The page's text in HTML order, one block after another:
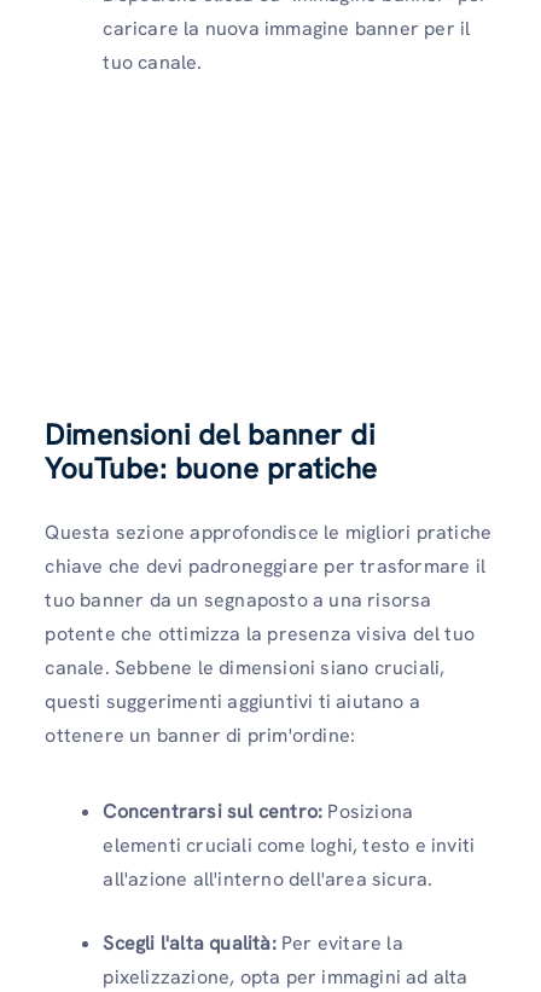
caricare la nuova immagine banner per il
tuo canale.
Dimensioni del banner di
YouTube: buone pratiche
Questa sezione approfondisce le migliori pratiche
chiave che devi padroneggiare per trasformare il
tuo banner da un segnaposto a una risorsa
potente che ottimizza la presenza visiva del tuo
canale. Sebbene le dimensioni siano cruciali,
questi suggerimenti aggiuntivi ti aiutano a
ottenere un banner di prim'ordine:
Concentrarsi sul centro: Posiziona
elementi cruciali come loghi, testo e inviti
all'azione all'interno dell'area sicura.
Scegli l'alta qualità:Per evitare la
pixelizzazione, opta per immagini ad alta